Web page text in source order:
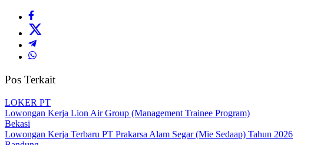
Pos Terkait
LOKER PT
Lowongan Kerja Lion Air Group (Management Trainee Program)
Bekasi
Lowongan Kerja Terbaru PT Prakarsa Alam Segar (Mie Sedaap) Tahun 2026